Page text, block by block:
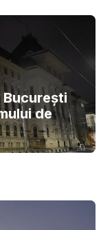
București
de